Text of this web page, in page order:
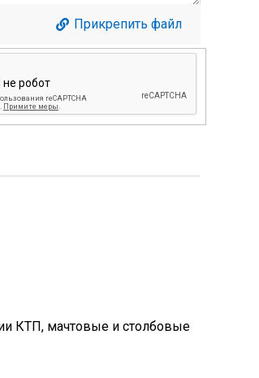
Прикрепить файл
КТП, мачтовые и столбовые